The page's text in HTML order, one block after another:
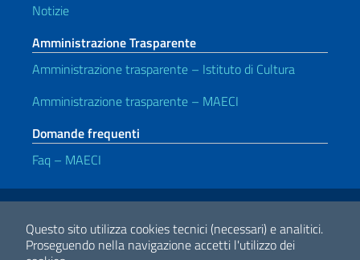
Questo sito utilizza cookies tecnici (necessari) e analitici.
Proseguendo nella navigazione accetti l'utilizzo dei
Notizie
Amministrazione Trasparente
Amministrazione trasparente – Istituto di Cultura
Amministrazione trasparente – MAECI
Domande frequenti
Faq – MAECI
Link Utili